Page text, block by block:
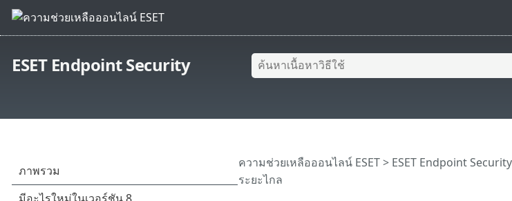
ESET Endpoint Security
ความช่วยเหลือออนไลน์ ESET> ESET Endpoint Security
ระยะไกล